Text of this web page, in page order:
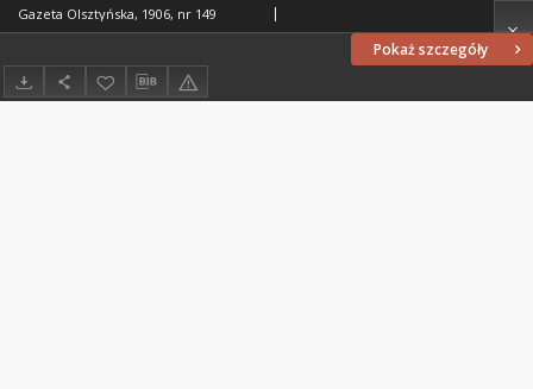
Pokaż szczegóły
Gazeta Olsztyńska, 1906, nr 149